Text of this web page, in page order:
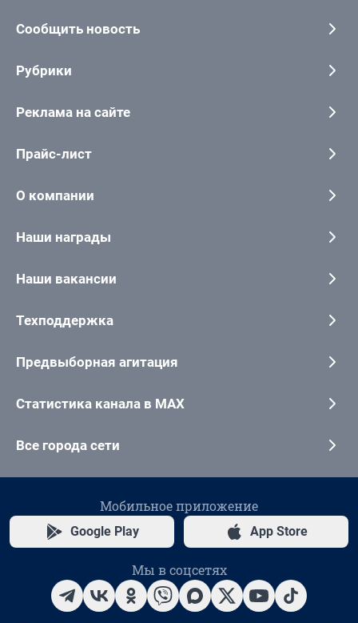
Сообщить новость
Рубрики
Реклама на сайте
Прайс-лист
О компании
Наши награды
Наши вакансии
Техподдержка
Предвыборная агитация
Статистика канала в MAX
Все города сети
Мобильное приложение
Google Play App Store
Мы в соцсетях